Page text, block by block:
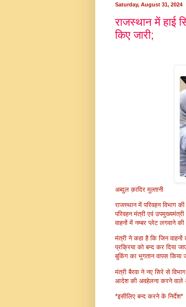
Saturday, August 31, 2024
राजस्थान में हाई
किए जारी;
अब्दुल क़ादिर मुल्तानी
राजस्थान में परिवहन विभाग
परिवहन मंत्री एवं
वाहनों में नम्बर प्लेट लगवाने
मंत्री ने कहा है कि जिन
प्रक्रिया को बन्द कर दिया
बुकिंग का भुगतान वापस किया
मंत्री बैरवा ने नए सिरे से
आदेश की अवहेलना करने वाले
*इसीलिए बन्द करने के निर्देश*